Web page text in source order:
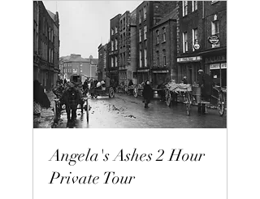
Angela's Ashes 2 Hour
Private Tour